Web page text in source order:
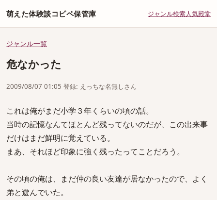
萌えた体験談コピペ保管庫 ジャンル検索人気殿堂
ジャンル一覧
危なかった
2009/08/07 01:05 登録: えっちな名無しさん
これは俺がまだ小学３年くらいの頃の話。
当時の記憶なんてほとんど残ってないのだが、この出来事
だけはまだ鮮明に覚えている。
まあ、それほど印象に強く残ったってことだろう。
その頃の俺は、まだ仲の良い友達が居なかったので、よく
弟と遊んでいた。